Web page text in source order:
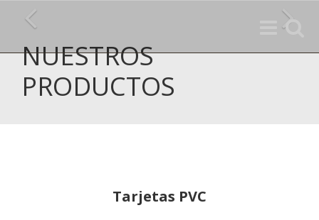
Toggle
Toggle
NUESTROS
PRODUCTOS
Tarjetas PVC